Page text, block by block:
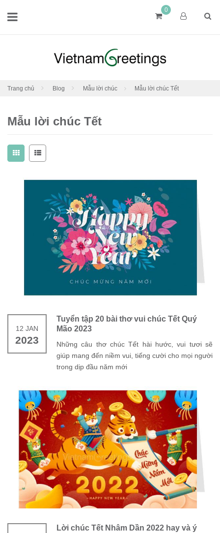
0
Trang chủ Blog Mẫu lời chúc Mẫu lời chúc Tết
Mẫu lời chúc Tết
12 JAN
2023
Tuyển tập 20 bài thơ vui chúc Tết Quý
Mão 2023
Những câu thơ chúc Tết hài hước, vui tươi sẽ
giúp mang đến niềm vui, tiếng cười cho mọi người
trong dịp đầu năm mới
Lời chúc Tết Nhâm Dần 2022 hay và ý